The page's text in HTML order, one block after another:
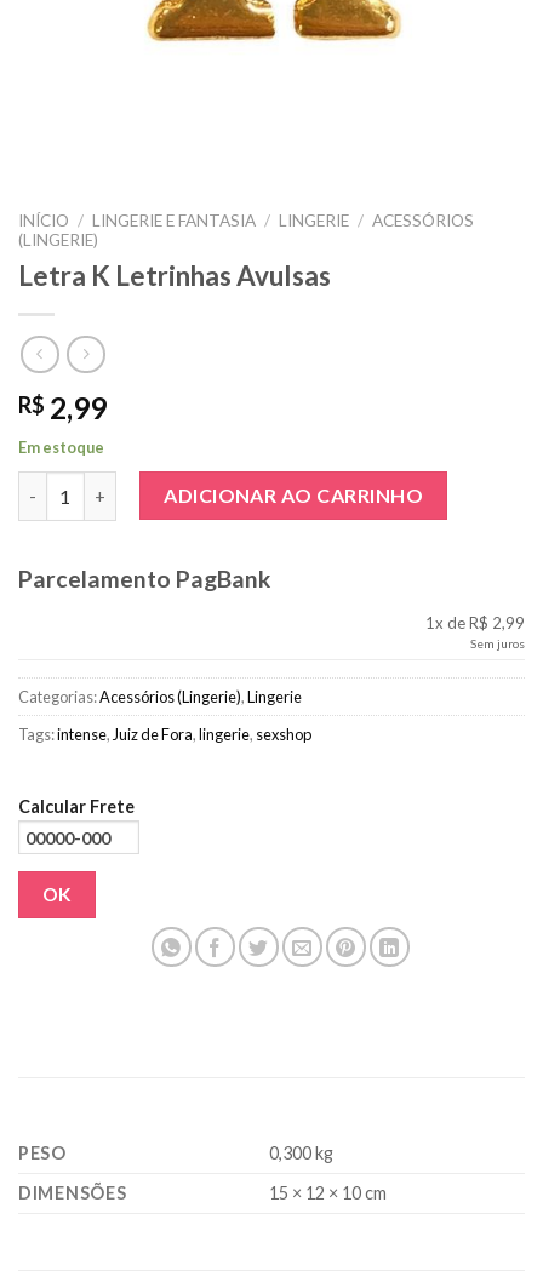
INÍCIO / LINGERIE E FANTASIA / LINGERIE / ACESSÓRIOS
(LINGERIE)
Letra K Letrinhas Avulsas
R$ 2,99
Em estoque
Letra K Letrinhas Avulsas quantidade
ADICIONAR AO CARRINHO
Parcelamento PagBank
1x de R$ 2,99
Sem juros
Categorias:Acessórios (Lingerie),Lingerie
Tags:intense,Juiz de Fora,lingerie, sexshop
Calcular Frete
OK
PESO
0,300 kg
DIMENSÕES
15 × 12 × 10 cm